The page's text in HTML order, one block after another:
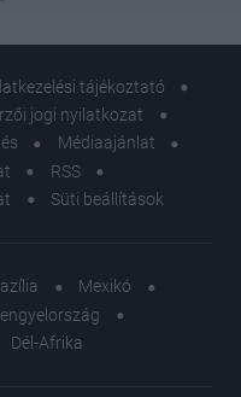
tájékoztató
jogi nyilatkozat
Médiaajánlat
RSS
Süti beállítások
Mexikó
Dél-Afrika